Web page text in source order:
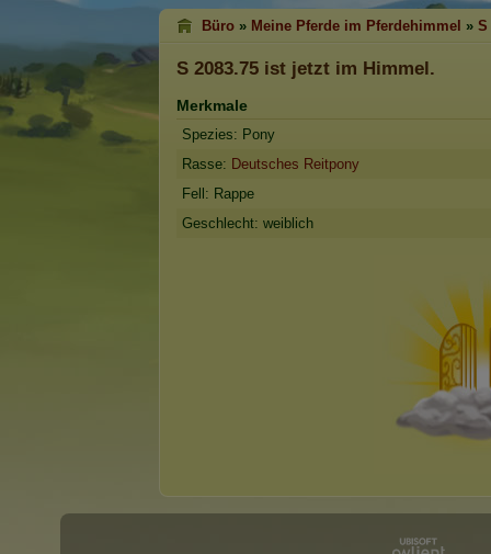
Büro » Meine Pferde im Pferdehimmel » S
S 2083.75 ist jetzt im Himmel.
Merkmale
Spezies: Pony
Rasse: Deutsches Reitpony
Fell: Rappe
Geschlecht: weiblich